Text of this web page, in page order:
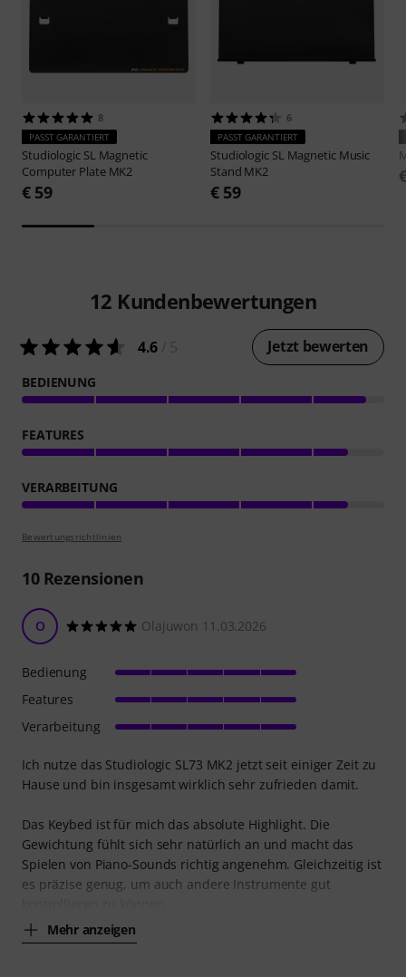
8
PASST GARANTIERT
Studiologic SL Magnetic
Computer Plate MK2
€ 59
6
PASST GARANTIERT
Studiologic SL Magnetic Music
Stand MK2
€ 59
12 Kundenbewertungen
4.6 Jetzt bewerten
BEDIENUNG
FEATURES
VERARBEITUNG
Bewertungsrichtlinien
10Rezensionen
O Olajuwon 11.03.2026
Ich nutze das Studiologic SL73 MK2 jetzt seit einiger Zeit zu
Hause und bin insgesamt wirklich sehr zufrieden damit.
Das Keybed ist für mich das absolute Highlight. Die
Gewichtung fühlt sich sehr natürlich an und macht das
Spielen von Piano-Sounds richtig angenehm. Gleichzeitig ist
es präzise genug, um auch andere Instrumente gut
Mehr anzeigen
Bedienung
Features
Verarbeitung